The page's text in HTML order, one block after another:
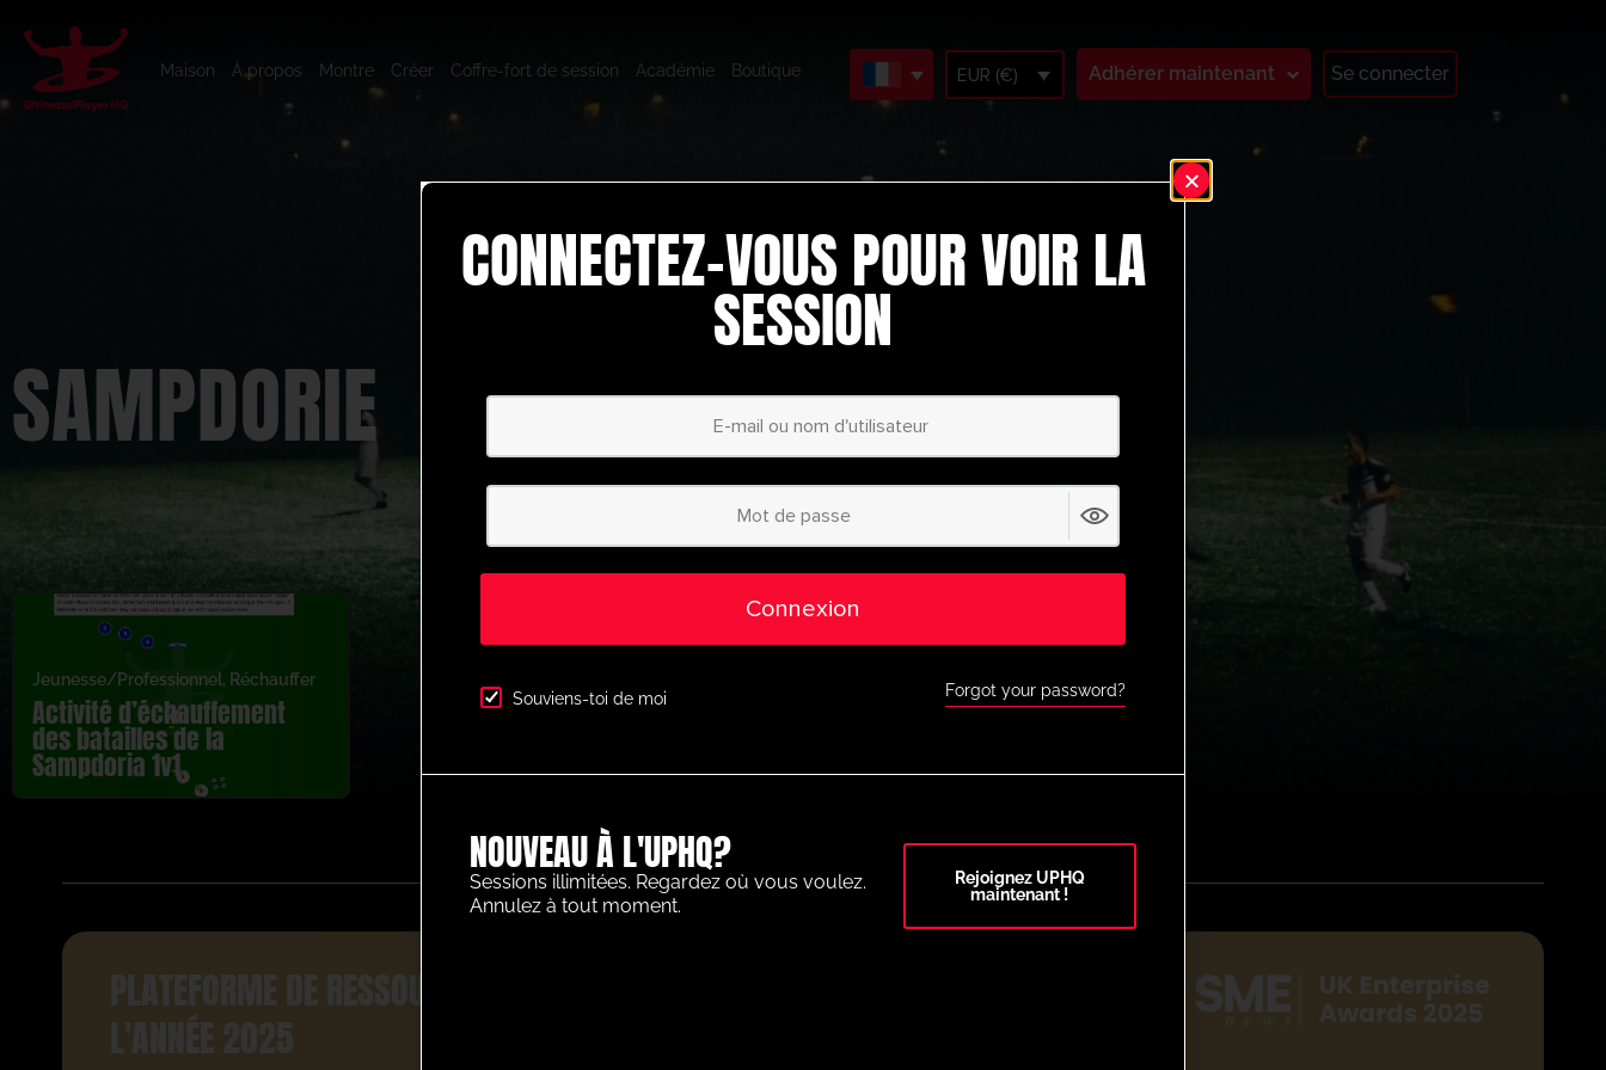
Maison À propos Montre Créer Coffre-fort de session Académie Boutique EUR (€) Adhérer maintenant Se connecter
SAMPDORIE
Jeunesse/Professionnel , Réchauffer
Activité d’échauffement
des batailles de la
Sampdoria 1v1
PLATEFORME DE RESSOURCES FOOTBALLISTIQUES DE
L'ANNÉE 2025
CONNECTEZ-VOUS POUR VOIR LA
SESSION
Connexion
Souviens-toi de moi Forgot your password?
NOUVEAU À L'UPHQ?
Sessions illimitées. Regardez où vous voulez.
Annulez à tout moment.
Rejoignez UPHQ
maintenant !